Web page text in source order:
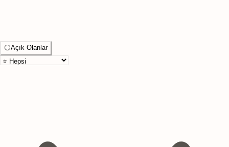
⚪Açık Olanlar